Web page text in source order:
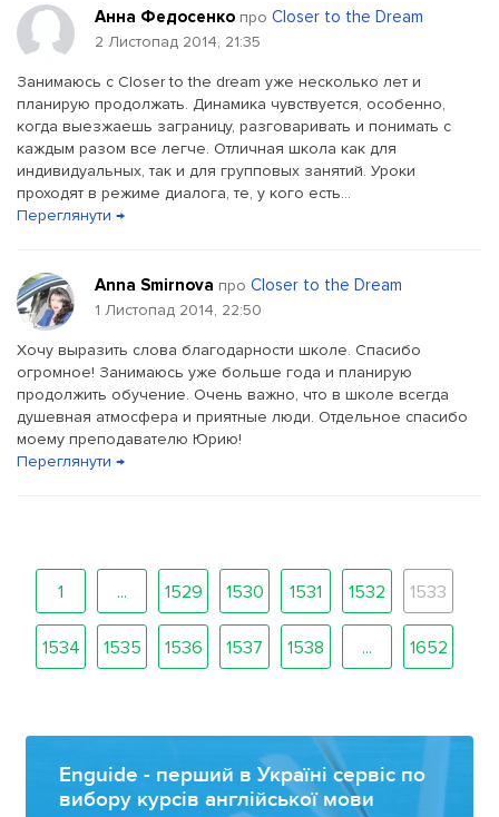
Анна Федосенко про Closer to the Dream
2 Листопад 2014, 21:35
Занимаюсь с Closer to the dream уже несколько лет и
планирую продолжать. Динамика чувствуется, особенно,
когда выезжаешь заграницу, разговаривать и понимать с
каждым разом все легче. Отличная школа как для
индивидуальных, так и для групповых занятий. Уроки
проходят в режиме диалога, те, у кого есть...
Переглянути →
Anna Smirnova про Closer to the Dream
1 Листопад 2014, 22:50
Хочу выразить слова благодарности школе. Спасибо
огромное! Занимаюсь уже больше года и планирую
продолжить обучение. Очень важно, что в школе всегда
душевная атмосфера и приятные люди. Отдельное спасибо
моему преподавателю Юрию!
Переглянути →
1 ... 1529 1530 1531 1532 1533
1534 1535 1536 1537 1538 ... 1652
Enguide - перший в Україні сервіс по
вибору курсів англійської мови